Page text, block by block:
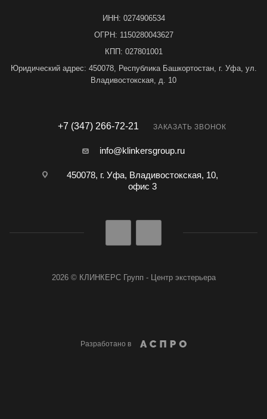
ИНН: 0274906534
ОГРН: 1150280043627
КПП: 027801001
Юридический адрес: 450078, Республика Башкортостан, г. Уфа, ул.
Владивостокская, д. 10
+7 (347) 266-72-21 ЗАКАЗАТЬ ЗВОНОК
info@klinkersgroup.ru
450078, г. Уфа, Владивостокская, 10,
офис 3
2026 © КЛИНКЕРС Групп - Центр экстерьера
Разработано в